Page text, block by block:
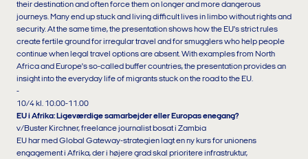
their destination and often force them on longer and more dangerous
journeys. Many end up stuck and living difficult lives in limbo without rights and
security. At the same time, the presentation shows how the EU's strict rules
create fertile ground for irregular travel and for smugglers who help people
continue when legal travel options are absent. With examples from North
Africa and Europe's so-called buffer countries, the presentation provides an
insight into the everyday life of migrants stuck on the road to the EU.
-
10/4 kl. 10.00-11.00
EU i Afrika: Ligeværdige samarbejder eller Europas enegang?
v/Buster Kirchner, freelance journalist bosat i Zambia
EU har med Global Gateway-strategien lagt en ny kurs for unionens
engagement i Afrika, der i højere grad skal prioritere infrastruktur,